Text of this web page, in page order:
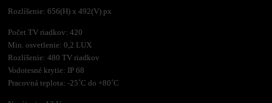
Rozlíšenie: 656(H) x 492(V) px
Počet TV riadkov: 420
Min. osvetlenie: 0,2 LUX
Rozlíšenie: 480 TV riadkov
Vodotesné krytie: IP 68
Pracovná teplota: -25˚C do +80˚C